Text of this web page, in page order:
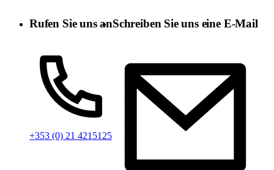
Rufen Sie uns an
+353 (0) 21 4215125
Schreiben Sie uns eine E-Mail